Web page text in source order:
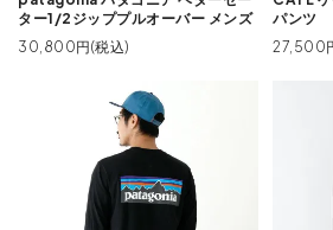
ター1/2ジッププルオーバー メンズ
30,800円(税込)
パンツ
27,500